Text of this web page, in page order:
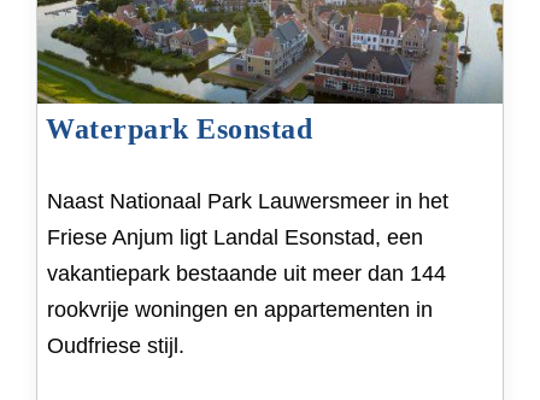
Waterpark Esonstad
Naast Nationaal Park Lauwersmeer in het
Friese Anjum ligt Landal Esonstad, een
vakantiepark bestaande uit meer dan 144
rookvrije woningen en appartementen in
Oudfriese stijl.